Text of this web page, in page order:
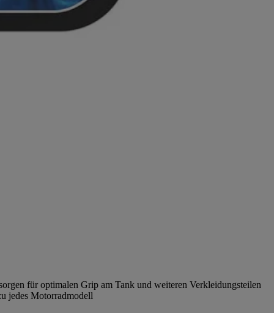
für optimalen Grip am Tank und weiteren Verkleidungsteilen
jedes Motorradmodell